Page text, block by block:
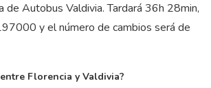
de Autobus Valdivia. Tardará 36h 28min,
y el número de cambios será de
Florencia y Valdivia?